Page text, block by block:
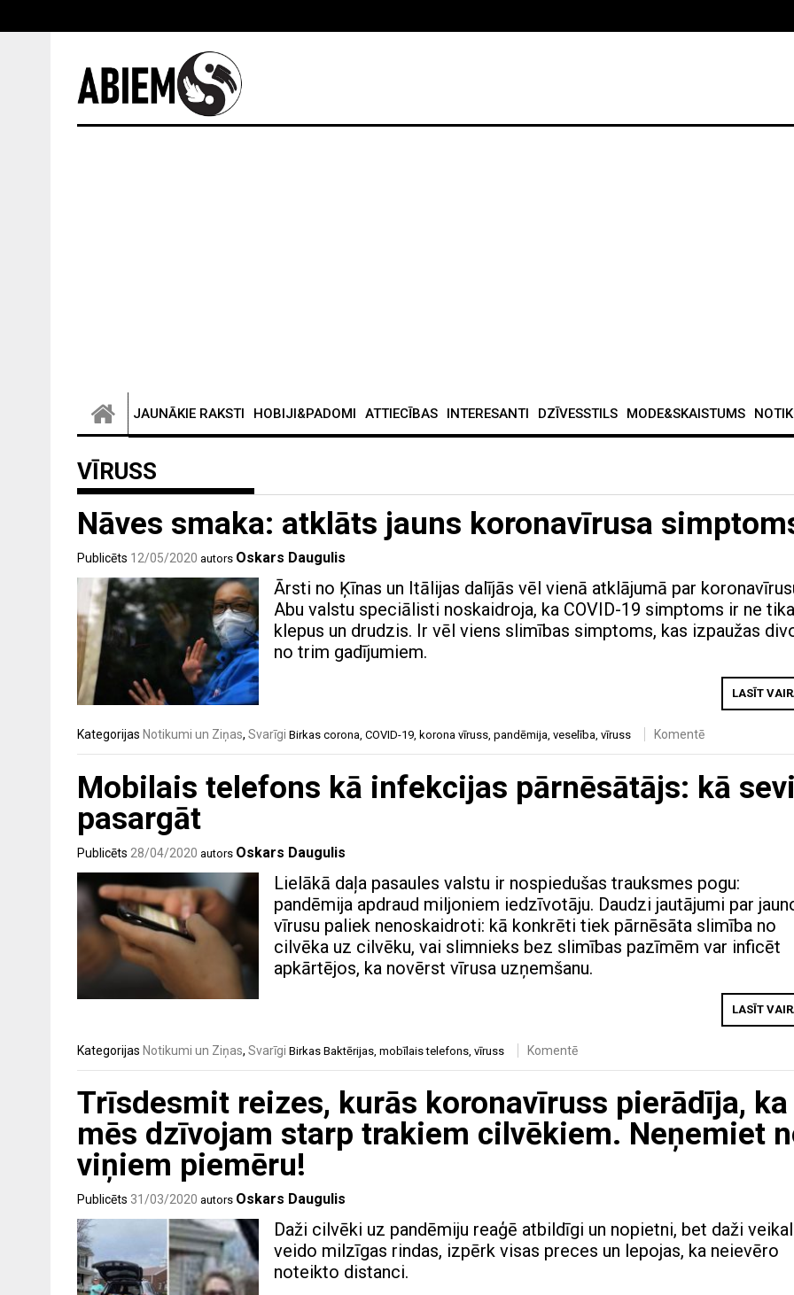
JAUNĀKIE RAKSTI HOBIJI&PADOMI ATTIECĪBAS INTERESANTI DZĪVESSTILS MODE&SKAISTUMS
VĪRUSS
Nāves smaka: atklāts jauns koronavīrusa
Publicēts 12/05/2020 autors Oskars Daugulis
Ārsti no Ķīnas un Itālijas dalījās vēl vienā atklājumā par
Abu valstu speciālisti noskaidroja, ka COVID-19 simptoms ir ne
klepus un drudzis. Ir vēl viens slimības simptoms, kas izpaužas
no trim gadījumiem.
LASĪT
Kategorijas Notikumi un Ziņas, Svarīgi Birkas corona, COVID-19, korona vīruss, pandēmija, veselība, vīruss Komentē
Mobilais telefons kā infekcijas pārnēsātājs: kā sevi
pasargāt
Publicēts 28/04/2020 autors Oskars Daugulis
Lielākā daļa pasaules valstu ir nospiedušas trauksmes pogu:
pandēmija apdraud miljoniem iedzīvotāju. Daudzi jautājumi par
vīrusu paliek nenoskaidroti: kā konkrēti tiek pārnēsāta slimība no
cilvēka uz cilvēku, vai slimnieks bez slimības pazīmēm var inficēt
apkārtējos, ka novērst vīrusa uzņemšanu.
LASĪT
Kategorijas Notikumi un Ziņas, Svarīgi Birkas Baktērijas mobīlais telefons vīruss Komentē
Trīsdesmit reizes, kurās koronavīruss pierādīja, ka
mēs dzīvojam starp trakiem cilvēkiem. Neņemiet
viņiem piemēru!
Publicēts 31/03/2020 autors Oskars Daugulis
Daži cilvēki uz pandēmiju reaģē atbildīgi un nopietni, bet daži
veido milzīgas rindas, izpērk visas preces un lepojas, ka neievēro
noteikto distanci.